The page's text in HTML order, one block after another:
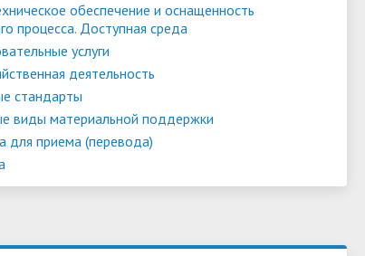
обеспечение и оснащенность
процесса. Доступная среда
услуги
деятельность
стандарты
виды материальной поддержки
для приема (перевода)